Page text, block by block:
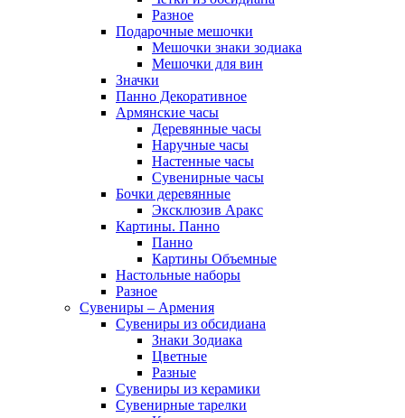
Разное
Подарочные мешочки
Мешочки знаки зодиака
Мешочки для вин
Значки
Панно Декоративное
Армянские часы
Деревянные часы
Наручные часы
Настенные часы
Сувенирные часы
Бочки деревянные
Эксклюзив Аракс
Картины. Панно
Панно
Картины Объемные
Настольные наборы
Разное
Сувениры – Армения
Сувениры из обсидиана
Знаки Зодиака
Цветные
Разные
Сувениры из керамики
Сувенирные тарелки